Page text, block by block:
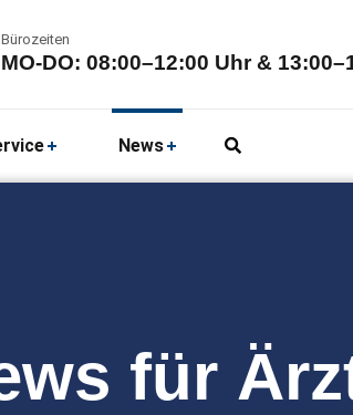
Bürozeiten
MO-DO: 08:00–12:00 Uhr &
News
für